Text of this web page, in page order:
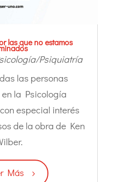
las que no estamos
Psiquiatría
las personas
la Psicología
especial interés
de la obra de Ken
Más